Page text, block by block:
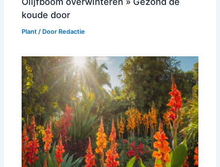
koude door
Plant / Door Redactie